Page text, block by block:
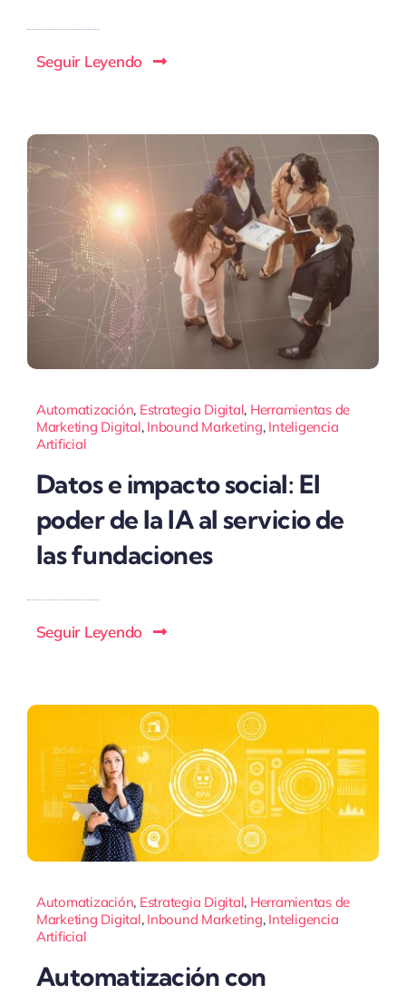
Seguir Leyendo
Automatización, Estrategia Digital, Herramientas de
Marketing Digital, Inbound Marketing, Inteligencia
Artificial
Datos e impacto social: El
poder de la IA al servicio de
las fundaciones
Seguir Leyendo
Automatización, Estrategia Digital, Herramientas de
Marketing Digital, Inbound Marketing, Inteligencia
Artificial
Automatización con